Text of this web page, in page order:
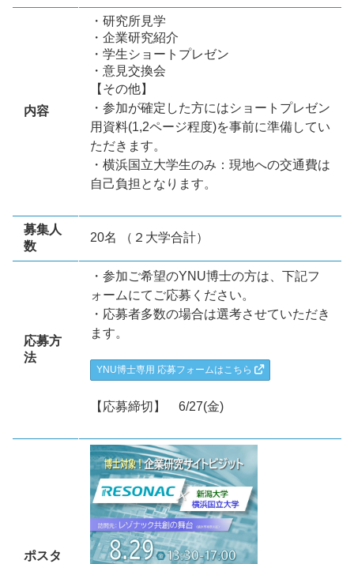
内容
・研究所見学
・企業研究紹介
・学生ショートプレゼン
・意見交換会
【その他】
・参加が確定した方にはショートプレゼン
用資料(1,2ページ程度)を事前に準備してい
ただきます。
・横浜国立大学生のみ：現地への交通費は
自己負担となります。
募集人
数
20名 （２大学合計）
応募方
法
・参加ご希望のYNU博士の方は、下記フ
ォームにてご応募ください。
・応募者多数の場合は選考させていただき
ます。
YNU博士専用 応募フォームはこちら
【応募締切】 6/27(金)
ポスタ